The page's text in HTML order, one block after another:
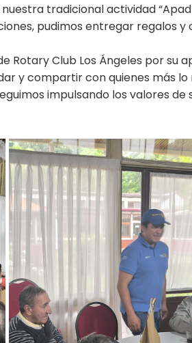
tradicional actividad
pudimos entregar regalos
Rotary Club Los Ángeles por su
y compartir con quienes más lo
impulsando los valores de